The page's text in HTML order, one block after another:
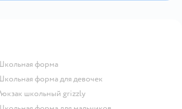
Школьная форма
Школьная форма для девочек
Рюкзак школьный grizzly